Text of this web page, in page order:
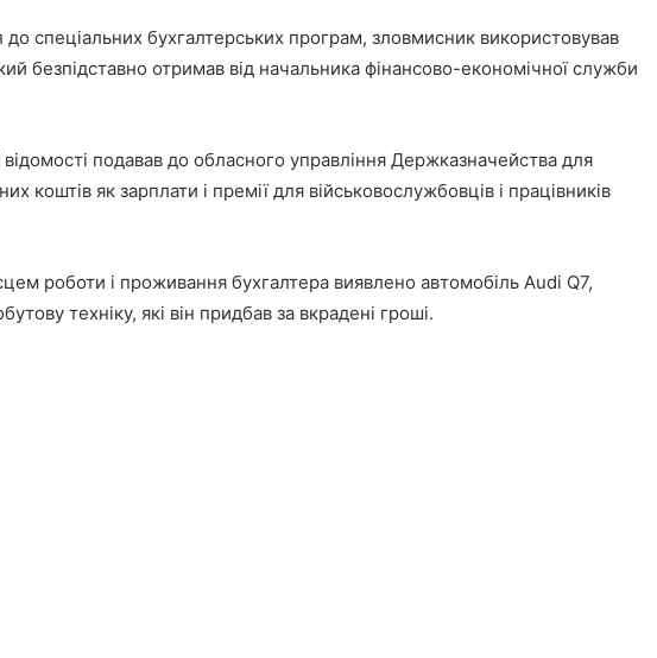
спеціальних бухгалтерських програм, зловмисник використовував
безпідставно отримав від начальника фінансово-економічної служби
відомості подавав до обласного управління Держказначейства для
коштів як зарплати і премії для військовослужбовців і працівників
роботи і проживання бухгалтера виявлено автомобіль Audi Q7,
техніку, які він придбав за вкрадені гроші.